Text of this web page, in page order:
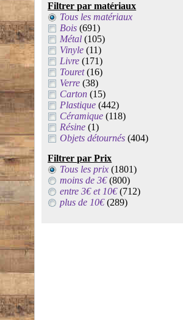
Filtrer par matériaux
Tous les matériaux
Bois (691)
Métal (105)
Vinyle (11)
Livre (171)
Touret(16)
Verre (38)
Carton (15)
Plastique (442)
Céramique (118)
Résine (1)
Objets détournés (404)
Filtrer par Prix
Tous les prix(1801)
moins de 3€(800)
entre 3€ et 10€(712)
plus de 10€(289)